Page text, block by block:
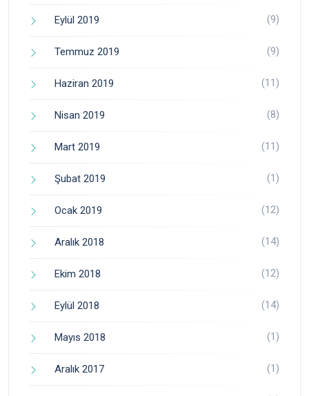
Eylül 2019 (9)
Temmuz 2019 (9)
Haziran 2019 (11)
Nisan 2019 (8)
Mart 2019 (11)
Şubat 2019 (1)
Ocak 2019 (12)
Aralık 2018 (14)
Ekim 2018 (12)
Eylül 2018 (14)
Mayıs 2018 (1)
Aralık 2017 (1)